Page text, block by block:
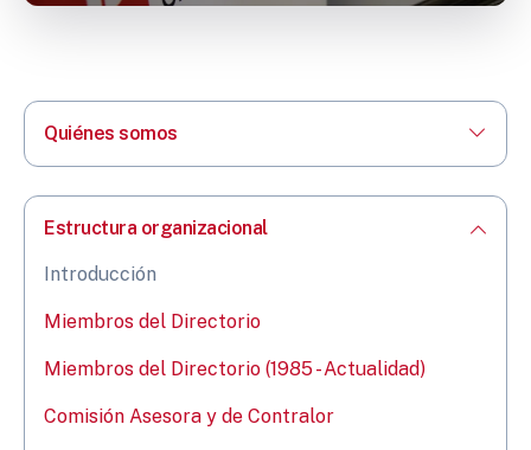
Quiénes somos
Estructura organizacional
Introducción
Miembros del Directorio
Miembros del Directorio (1985 - Actualidad)
Comisión Asesora y de Contralor